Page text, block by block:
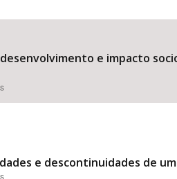
e impacto
e descontinuidades de